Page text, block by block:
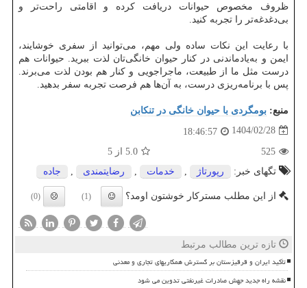
ظروف مخصوص حیوانات دریافت کرده و اقامتی راحت‌تر و
بی‌دغدغه‌تر را تجربه کنید.
با رعایت این نکات ساده ولی مهم، می‌توانید از سفری خوشایند،
ایمن و به‌یادماندنی در کنار حیوان خانگی‌تان لذت ببرید. حیوانات هم
درست مثل ما از طبیعت، ماجراجویی و کنار هم بودن لذت می‌برند.
پس با برنامه‌ریزی درست، به آن‌ها هم فرصت تجربه سفر بدهید.
منبع: بومگردی با حیوان خانگی در تنکابن
1404/02/28
18:46:57
525
5.0 از 5
تگهای خبر:
رپورتاژ خدمات رضایتمندی جاده
از این مطلب مسترکار خوشتون اومد؟ (1)
(0)
تازه ترین مطالب مرتبط
تأکید ایران و قرقیزستان بر گسترش همکاریهای تجاری و معدنی
نقشه راه جدید جهش صادرات غیرنفتی تدوین می شود